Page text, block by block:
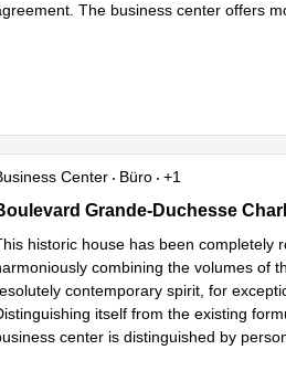
The business center offers
Center Büro
+1
Boulevard Grande-Duchesse
Grande-Duchesse
historic house has been completely
combining the volumes of
contemporary spirit, for
itself from the existing
center is distinguished by